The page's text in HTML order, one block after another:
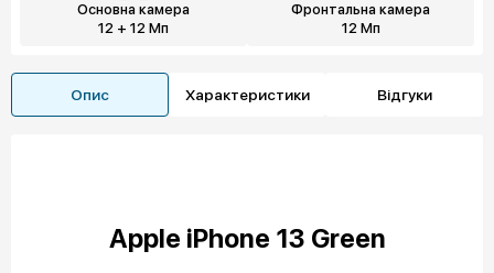
Основна камера
12 + 12 Мп
Фронтальна камера
12 Мп
Опис Характеристики Відгуки
Apple iPhone 13 Green